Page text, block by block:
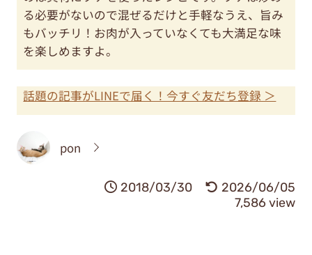
る必要がないので混ぜるだけと手軽なうえ、旨み
もバッチリ！お肉が入っていなくても大満足な味
を楽しめますよ。
話題の記事がLINEで届く！今すぐ友だち登録 ＞
pon
2018/03/30
2026/06/05
7,586 view